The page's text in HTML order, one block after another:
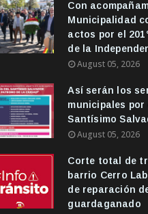
Con
Municipalidad
actos por el
de la
August 05, 2026
Así serán los
municipales por
Santísimo
August 05, 2026
Corte total de
barrio Cerro
de reparación
guardaganado